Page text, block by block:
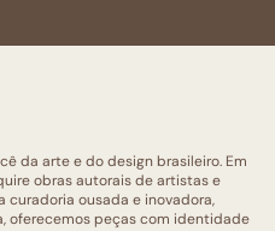
da arte e do design brasileiro. Em
obras autorais de artistas e
curadoria ousada e inovadora,
oferecemos peças com identidade